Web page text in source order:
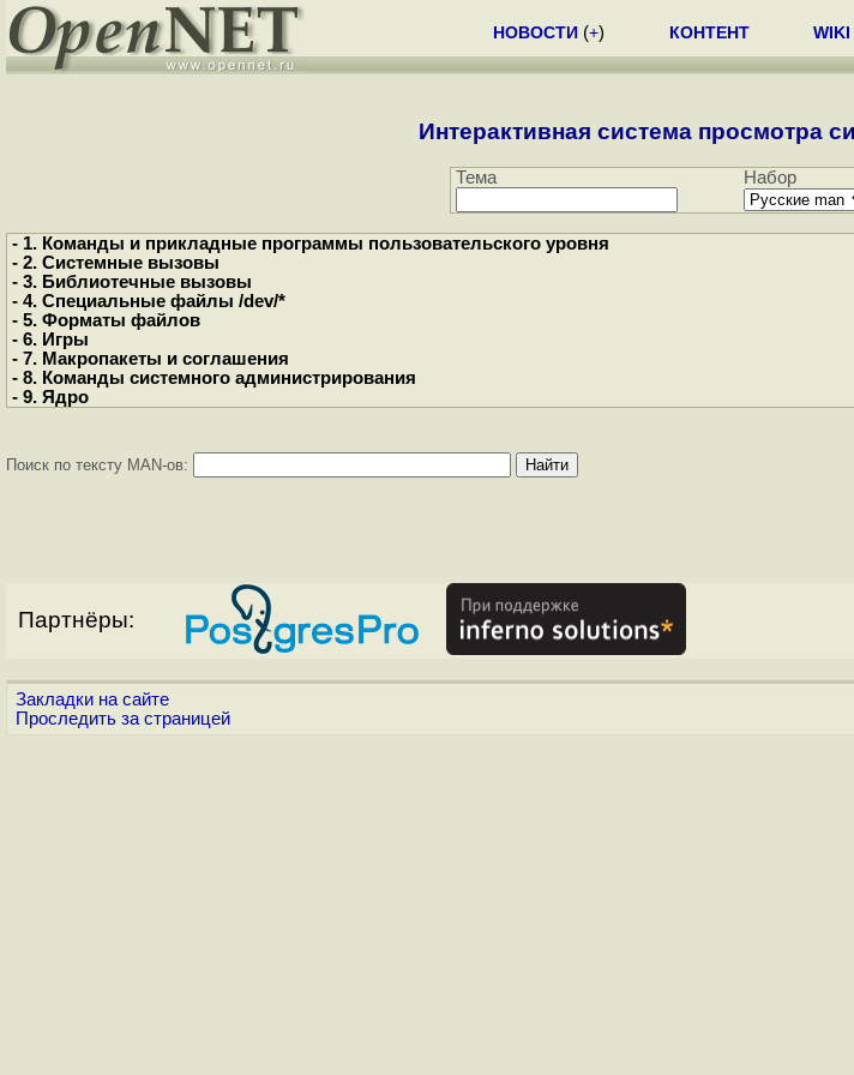
НОВОСТИ (+) КОНТЕНТ WIKI
Интерактивная система просмотра
Тема Набор
- 1. Команды и прикладные программы пользовательского уровня
- 2. Системные вызовы
- 3. Библиотечные вызовы
- 4. Специальные файлы /dev/*
- 5. Форматы файлов
- 6. Игры
- 7. Макропакеты и соглашения
- 8. Команды системного администрирования
- 9. Ядро
Поиск по тексту MAN-ов:
Партнёры:
Закладки на сайте
Проследить за страницей